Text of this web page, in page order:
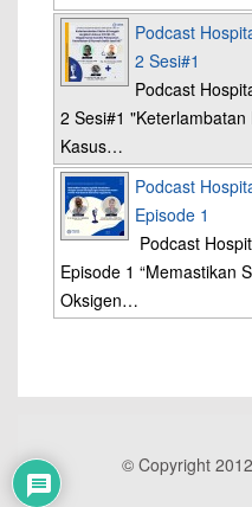
Podcast
2 Sesi#1
Podcast
2 Sesi#1
Kasus…
Podcast
Episode 1
Podcast
Episode 1 “Memastikan
Oksigen…
© Copyright